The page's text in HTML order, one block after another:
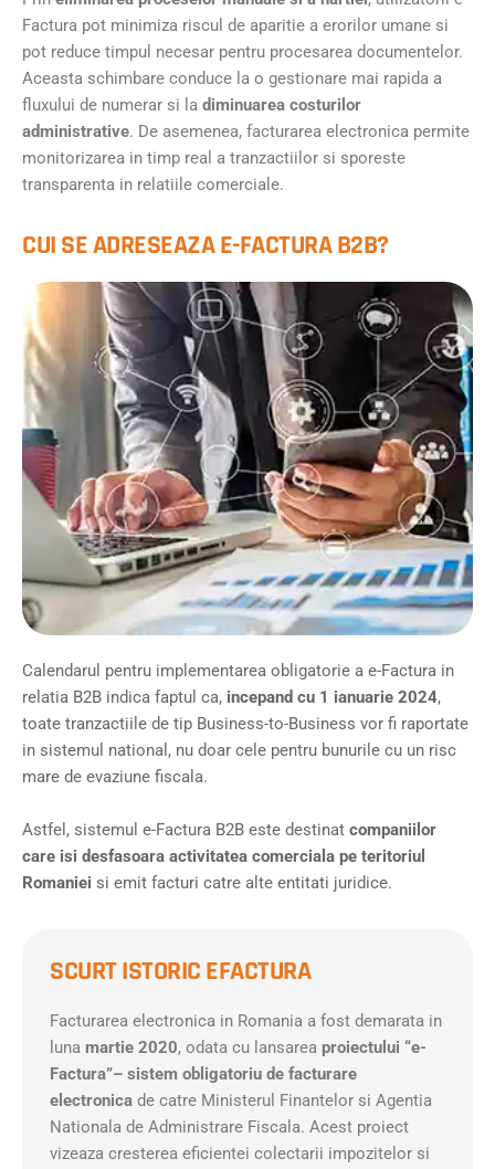
Factura pot minimiza riscul de aparitie a erorilor umane si
pot reduce timpul necesar pentru procesarea documentelor.
Aceasta schimbare conduce la o gestionare mai rapida a
fluxului de numerar si la diminuarea costurilor
administrative. De asemenea, facturarea electronica permite
monitorizarea in timp real a tranzactiilor si sporeste
transparenta in relatiile comerciale.
CUI SE ADRESEAZA E-FACTURA B2B?
Calendarul pentru implementarea obligatorie a e-Factura in
relatia B2B indica faptul ca, incepand cu 1 ianuarie 2024,
toate tranzactiile de tip Business-to-Business vor fi raportate
in sistemul national, nu doar cele pentru bunurile cu un risc
mare de evaziune fiscala.
Astfel, sistemul e-Factura B2B este destinat companiilor
care isi desfasoara activitatea comerciala pe teritoriul
Romaniei si emit facturi catre alte entitati juridice.
SCURT ISTORIC EFACTURA
Facturarea electronica in Romania a fost demarata in
luna martie 2020, odata cu lansarea proiectului “e-
Factura”– sistem obligatoriu de facturare
electronica de catre Ministerul Finantelor si Agentia
Nationala de Administrare Fiscala. Acest proiect
vizeaza cresterea eficientei colectarii impozitelor si